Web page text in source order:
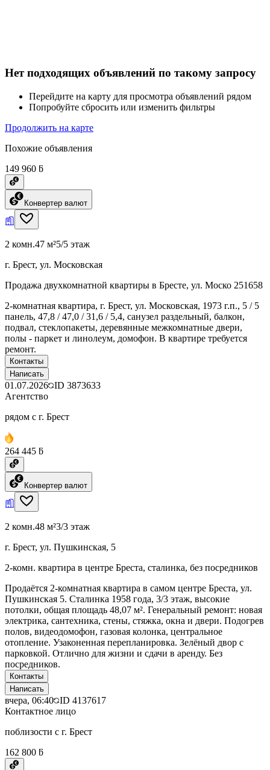
Нет подходящих объявлений по такому запросу
Перейдите на карту для просмотра объявлений рядом
Попробуйте сбросить или изменить фильтры
Продолжить на карте
Похожие объявления
149 960 ƃ
Конвертер валют
2 комн.47 м²5/5 этаж
г. Брест, ул. Московская
Продажа двухкомнатной квартиры в Бресте, ул. Моско 251658
2-комнатная квартира, г. Брест, ул. Московская, 1973 г.п., 5 / 5
панель, 47,8 / 47,0 / 31,6 / 5,4, санузел раздельный, балкон,
подвал, стеклопакеты, деревянные межкомнатные двери,
полы - паркет и линолеум, домофон. В квартире требуется
ремонт.
Контакты
Написать
01.07.2026 ID 3873633
Агентство
рядом с г. Брест
264 445 ƃ
Конвертер валют
2 комн.48 м²3/3 этаж
г. Брест, ул. Пушкинская, 5
2-комн. квартира в центре Бреста, сталинка, без посредников
Продаётся 2-комнатная квартира в самом центре Бреста, ул.
Пушкинская 5. Сталинка 1958 года, 3/3 этаж, высокие
потолки, общая площадь 48,07 м². Генеральный ремонт: новая
электрика, сантехника, стены, стяжка, окна и двери. Подогрев
полов, видеодомофон, газовая колонка, центральное
отопление. Узаконенная перепланировка. Зелёный двор с
парковкой. Отлично для жизни и сдачи в аренду. Без
посредников.
Контакты
Написать
вчера, 06:40 ID 4137617
Контактное лицо
поблизости с г. Брест
162 800 ƃ